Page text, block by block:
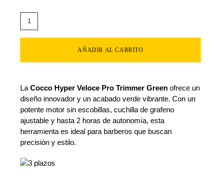
AÑADIR AL CARRITO
LaCocco Hyper Veloce Pro Trimmer Green ofrece un
diseño innovador y un acabado verde vibrante. Con un
potente motor sin escobillas, cuchilla de grafeno
ajustable y hasta 2 horas de autonomía, esta
herramienta es ideal para barberos que buscan
precisión y estilo.